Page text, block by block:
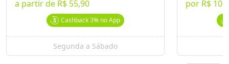
a partir de R$ 55,90
Cashback3%no App
Segunda a Sábado
por R$